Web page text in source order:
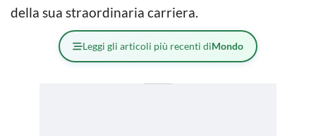
della sua straordinaria carriera.
Leggi gli articoli più recenti diMondo